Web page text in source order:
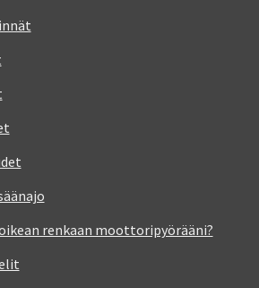
renkaan moottoripyörääni?